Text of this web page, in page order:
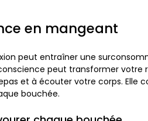
en mangeant
peut entraîner une
peut transformer votre
et à écouter votre corps. Elle
bouchée.